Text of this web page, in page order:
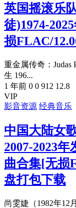
英国摇滚乐
徒)1974-
损FLAC/
重金属传奇：Judas
生 196...
1 年前 0 0 912 12.8
VIP
影音资源 经典音乐
中国大陆女
2007-2023
曲合集[无损
盘打包下载
尚雯婕（1982年12